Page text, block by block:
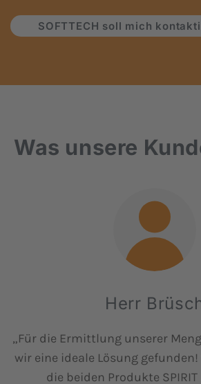
SOFTTECH soll mich
Was unsere
Herr
„Für die Ermittlung unserer
wir eine ideale Lösung
die beiden Produkte SPIRIT